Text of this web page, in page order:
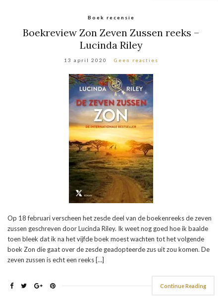
Boek recensie
Boekreview Zon Zeven Zussen reeks –
Lucinda Riley
13 april 2020 Geen reacties
Op 18 februari verscheen het zesde deel van de boekenreeks de zeven
zussen geschreven door Lucinda Riley. Ik weet nog goed hoe ik baalde
toen bleek dat ik na het vijfde boek moest wachten tot het volgende
boek Zon die gaat over de zesde geadopteerde zus uit zou komen. De
zeven zussen is echt een reeks […]
Continue Reading